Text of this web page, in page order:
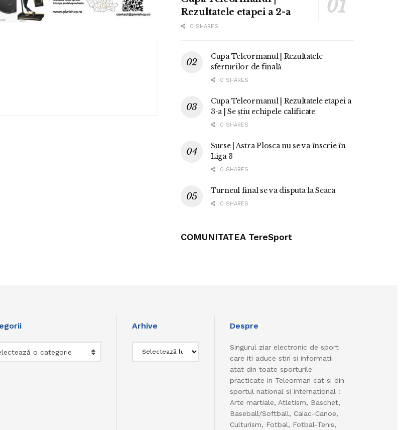
Rezultatele etapei a 2-a
0 SHARES
Cupa Teleormanul | Rezultatele
sferturilor de finală
0 SHARES
Cupa Teleormanul | Rezultatele etapei a
3-a | Se știu echipele calificate
0 SHARES
Surse | Astra Plosca nu se va înscrie în
Liga 3
0 SHARES
Turneul final se va disputa la Seaca
0 SHARES
COMUNITATEA TereSport
o categorie
Arhive Despre
Singurul ziar electronic de sport
care iti aduce stiri si informatii
atat din toate sporturile
practicate in Teleorman cat si din
sportul national si international :
Arte martiale, Atletism, Baschet,
Baseball/Softball, Caiac-Canoe,
Culturism, Fotbal, Fotbal-Tenis,